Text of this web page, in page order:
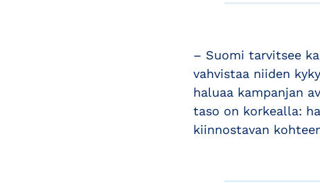
– Suomi tarvitsee
vahvistaa niiden
haluaa kampanjan
taso on korkealla:
kiinnostavan